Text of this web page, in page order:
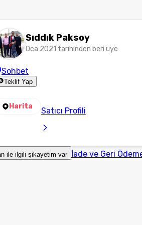
Sıddık Paksoy
Oca 2021 tarihinden beri üye
Sohbet
Teklif Yap
Harita Satıcı Profili
ile ilgili şikayetim var İade ve Geri